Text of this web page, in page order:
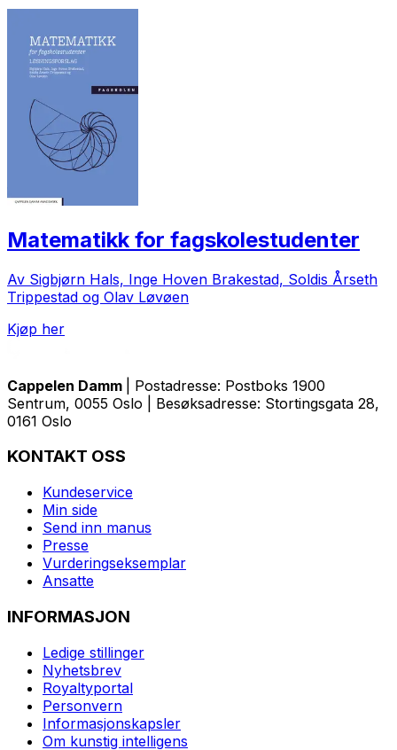
Matematikk for fagskolestudenter
Av Sigbjørn Hals, Inge Hoven Brakestad, Soldis Årseth
Trippestad og Olav Løvøen
Kjøp her
Cappelen Damm
| Postadresse: Postboks 1900
Sentrum, 0055 Oslo | Besøksadresse: Stortingsgata 28,
0161 Oslo
KONTAKT OSS
Kundeservice
Min side
Send inn manus
Presse
Vurderingseksemplar
Ansatte
INFORMASJON
Ledige stillinger
Nyhetsbrev
Royaltyportal
Personvern
Informasjonskapsler
Om kunstig intelligens